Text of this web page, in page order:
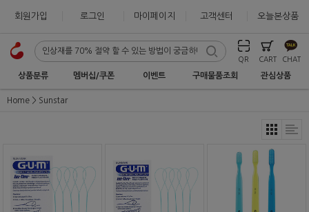
회원가입 로그인 마이페이지 고객센터 오늘본상품
QR CART CHAT
상품분류 멤버십/쿠폰 이벤트 구매물품조회 관심상품
Home Sunstar